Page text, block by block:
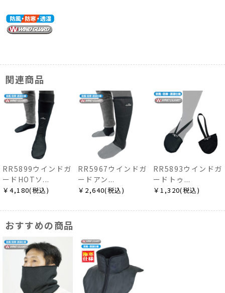
関連商品
RR5899ウインドガ
ードHOTソ...
￥4,180(税込)
RR5967ウインドガ
ードアン...
￥2,640(税込)
RR5893ウインドガ
ードトゥ...
￥1,320(税込)
おすすめの商品